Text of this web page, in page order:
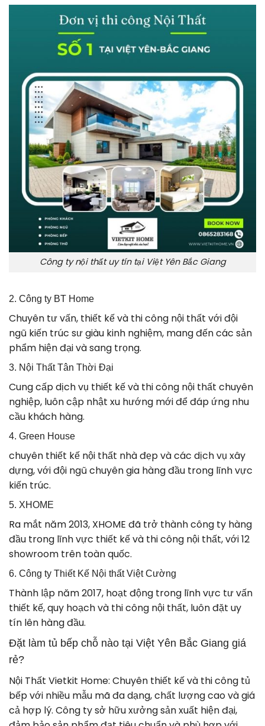
Công ty nội thất uy tín tại Việt Yên Bắc Giang
2. Công ty BT Home
Chuyên tư vấn, thiết kế và thi công nội thất với đội
ngũ kiến trúc sư giàu kinh nghiệm, mang đến các sản
phẩm hiện đại và sang trọng.
3. Nội Thất Tân Thời Đại
Cung cấp dịch vụ thiết kế và thi công nội thất chuyên
nghiệp, luôn cập nhật xu hướng mới để đáp ứng nhu
cầu khách hàng.
4. Green House
chuyên thiết kế nội thất nhà đẹp và các dịch vụ xây
dựng, với đội ngũ chuyên gia hàng đầu trong lĩnh vực
kiến trúc.
5. XHOME
Ra mắt năm 2013, XHOME đã trở thành công ty hàng
đầu trong lĩnh vực thiết kế và thi công nội thất, với 12
showroom trên toàn quốc.
6. Công ty Thiết Kế Nội thất Việt Cường
Thành lập năm 2017, hoạt động trong lĩnh vực tư vấn
thiết kế, quy hoạch và thi công nội thất, luôn đặt uy
tín lên hàng đầu.
Đặt làm tủ bếp chỗ nào tại Việt Yên Bắc Giang giá
rẻ?
Nội Thất Vietkit Home: Chuyên thiết kế và thi công tủ
bếp với nhiều mẫu mã đa dạng, chất lượng cao và giá
cả hợp lý. Công ty sở hữu xưởng sản xuất hiện đại,